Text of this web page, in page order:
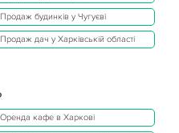
Продаж будинків у Чугуєві
Продаж дач у Харківській області
Оренда кафе в Харкові